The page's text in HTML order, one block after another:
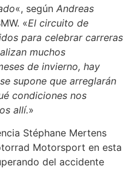
«, según Andreas
«El circuito de
para celebrar carreras
muchos
de invierno, hay
supone que arreglarán
condiciones nos
allí.»
Stéphane Mertens
Motorsport en esta
del accidente